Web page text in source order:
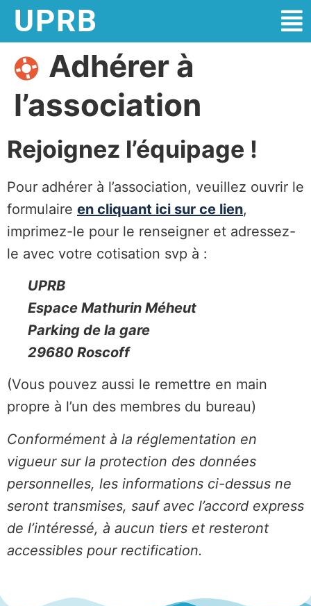
UPRB
Adhérer à
l’association
Rejoignez l’équipage !
Pour adhérer à l’association, veuillez ouvrir le
formulaire en cliquant ici sur ce lien,
imprimez-le pour le renseigner et adressez-
le avec votre cotisation svp à :
UPRB
Espace Mathurin Méheut
Parking de la gare
29680 Roscoff
(Vous pouvez aussi le remettre en main
propre à l’un des membres du bureau)
Conformément à la réglementation en
vigueur sur la protection des données
personnelles, les informations ci-dessus ne
seront transmises, sauf avec l’accord express
de l’intéressé, à aucun tiers et resteront
accessibles pour rectification.